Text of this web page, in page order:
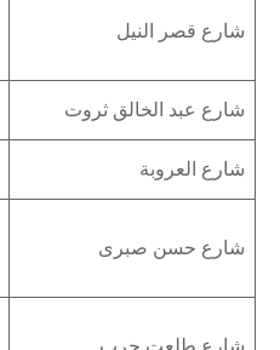
شارع قصر النيل
شارع عبد الخالق ثروت
شارع العروبة
شارع حسن صبرى